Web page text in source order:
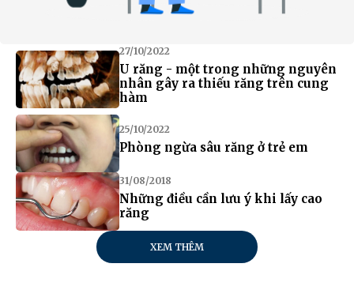
27/10/2022
U răng - một trong những nguyên
nhân gây ra thiếu răng trên cung
hàm
25/10/2022
Phòng ngừa sâu răng ở trẻ em
31/08/2018
Những điều cần lưu ý khi lấy cao
răng
XEM THÊM